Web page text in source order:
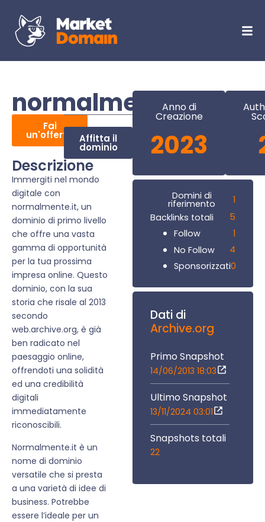
normalmente.it
Fai
un'offerta Affitta il
dominio
Descrizione
Immergiti nel mondo
digitale con
normalmente.it, un
dominio di primo livello
che offre una vasta
gamma di opportunità
per la tua prossima
impresa online. Questo
dominio, con la sua
storia che risale al 2013
secondo
web.archive.org, è già
ben radicato nel
paesaggio online,
offrendoti una solidità
ed una credibilità
digitali
immediatamente
riconoscibili.
Normalmente.it è un
nome di dominio
versatile che si presta
a una varietà di idee di
business. Potrebbe
essere l’ideale per un
Anno di
Creazione
2023
Domini di
riferimento
1
Backlinks totali
5
Follow
1
No Follow
4
Sponsorizzati0
Dati di
Archive.org
Primo Snapshot
14/06/2013 18:03
Ultimo Snapshot
13/11/2024 03:01
Snapshots totali
22